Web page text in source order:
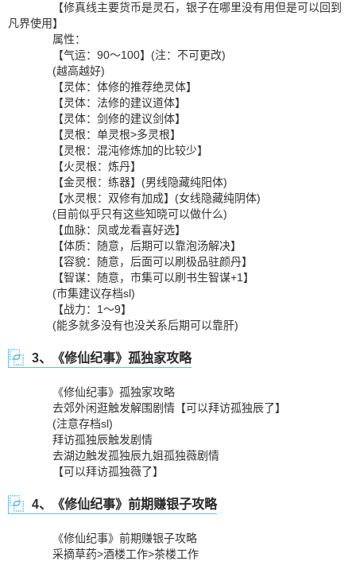
【修真线主要货币是灵石，银子在哪里没有用但是可以回到
凡界使用】
属性：
【气运：90～100】(注：不可更改)
(越高越好)
【灵体：体修的推荐绝灵体】
【灵体：法修的建议道体】
【灵体：剑修的建议剑体】
【灵根：单灵根>多灵根】
【灵根：混沌修炼加的比较少】
【火灵根：炼丹】
【金灵根：练器】(男线隐藏纯阳体)
【水灵根：双修有加成】(女线隐藏纯阴体)
(目前似乎只有这些知晓可以做什么)
【血脉：凤或龙看喜好选】
【体质：随意，后期可以靠泡汤解决】
【容貌：随意，后面可以刷极品驻颜丹】
【智谋：随意，市集可以刷书生智谋+1】
(市集建议存档sl)
【战力：1～9】
(能多就多没有也没关系后期可以靠肝)
3、《修仙纪事》孤独家攻略
《修仙纪事》孤独家攻略
去郊外闲逛触发解围剧情【可以拜访孤独辰了】
(注意存档sl)
拜访孤独辰触发剧情
去湖边触发孤独辰九姐孤独薇剧情
【可以拜访孤独薇了】
4、《修仙纪事》前期赚银子攻略
《修仙纪事》前期赚银子攻略
采摘草药>酒楼工作>茶楼工作